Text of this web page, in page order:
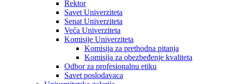
Rektor
Savet Univerziteta
Senat Univerziteta
Veća Univerziteta
Komisije Univerziteta
Komisija za prethodna pitanja
Komisija za obezbeđenje kvaliteta
Odbor za profesionalnu etiku
Savet poslodavaca